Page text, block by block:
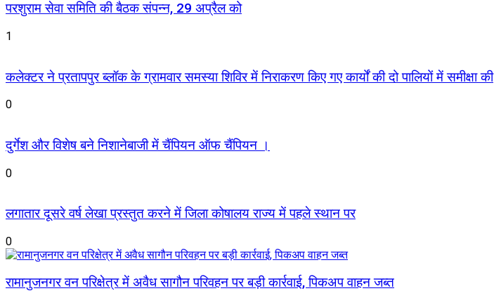
परशुराम सेवा समिति की बैठक संपन्न, 29 अप्रैल को
1
कलेक्टर ने प्रतापपुर ब्लॉक के ग्रामवार समस्या शिविर में निराकरण किए गए कार्यों की दो पालियों में समीक्षा की
0
दुर्गेश और विशेष बने निशानेबाजी में चैंपियन ऑफ चैंपियन ।
0
लगातार दूसरे वर्ष लेखा प्रस्तुत करने में जिला कोषालय राज्य में पहले स्थान पर
0
रामानुजनगर वन परिक्षेत्र में अवैध सागौन परिवहन पर बड़ी कार्रवाई, पिकअप वाहन जब्त